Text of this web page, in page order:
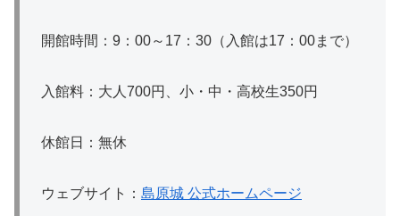
開館時間：9：00～17：30（入館は17：00まで）
入館料：大人700円、小・中・高校生350円
休館日：無休
ウェブサイト： 島原城 公式ホームページ